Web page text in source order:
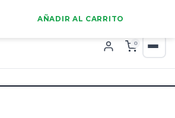
0
AÑADIR AL CARRITO